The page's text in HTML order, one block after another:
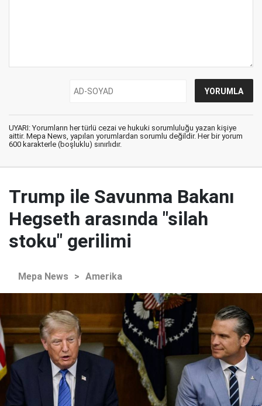
UYARI: Yorumların her türlü cezai ve hukuki sorumluluğu yazan kişiye
aittir. Mepa News, yapılan yorumlardan sorumlu değildir. Her bir yorum
600 karakterle (boşluklu) sınırlıdır.
Trump ile Savunma Bakanı
Hegseth arasında "silah
stoku" gerilimi
Mepa News > Amerika